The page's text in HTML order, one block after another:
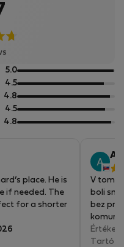
5.05
pontból
4.55
pontból
4.85
pontból
4.55
pontból
4.85
place. He is
if needed. The
for a shorter
V tomto
boli
bez
Môžem
bývanie